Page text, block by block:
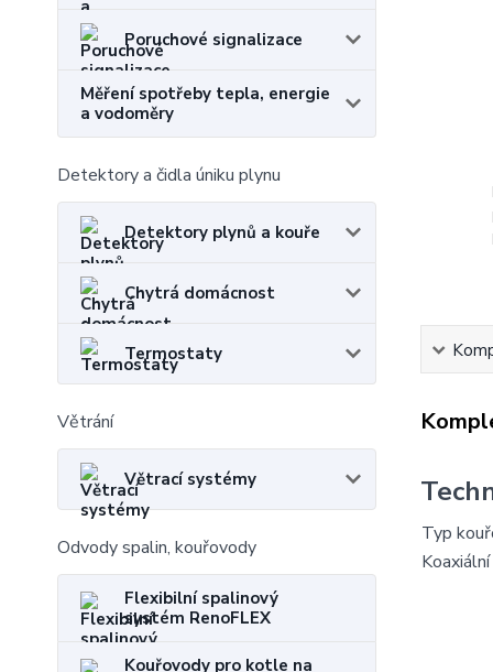
Poruchové signalizace
Měření spotřeby tepla, energie
a vodoměry
Detektory a čidla úniku plynu
Detektory plynů a kouře
Chytrá domácnost
Termostaty
Větrání
Větrací systémy
Odvody spalin, kouřovody
Flexibilní spalinový
systém RenoFLEX
Kouřovody pro kotle na
Typ